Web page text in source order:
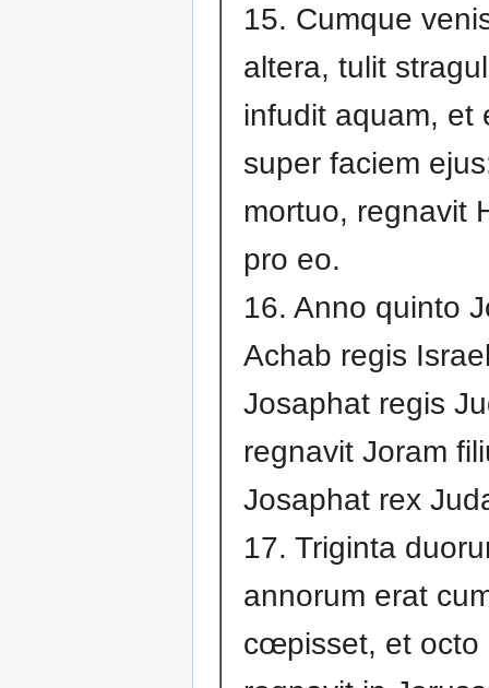
15. Cumque
altera, tulit
infudit aquam, et
super faciem
mortuo, regnavit
pro eo.
16. Anno quinto
Achab regis
Josaphat regis
regnavit Joram
Josaphat rex
17. Triginta
annorum erat
cœpisset, et octo